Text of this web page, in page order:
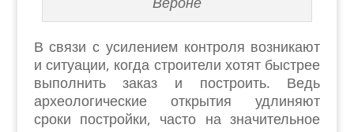
В связи с усилением контроля возникают
и ситуации, когда строители хотят быстрее
выполнить заказ и построить. Ведь
археологические открытия удлиняют
сроки постройки, часто на значительное